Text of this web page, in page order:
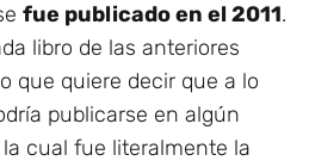
fue publicado en el 2011.
libro de las anteriores
que quiere decir que a lo
publicarse en algún
cual fue literalmente la